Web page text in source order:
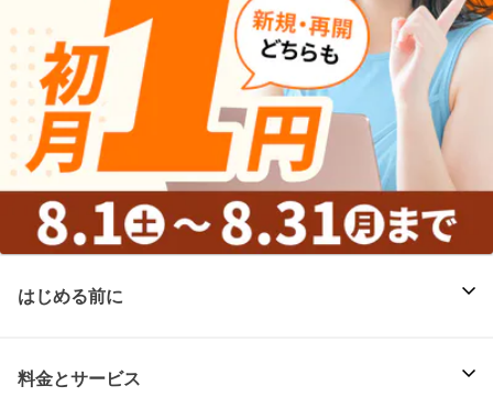
はじめる前に
料金とサービス